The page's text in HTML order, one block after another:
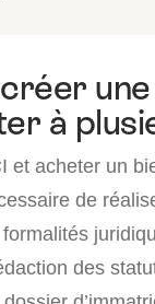
une
à
et acheter un
de
des